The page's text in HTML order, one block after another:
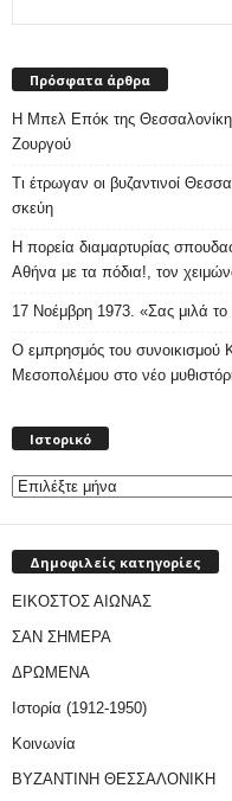
Πρόσφατα άρθρα
Η Μπελ Επόκ της
Ζουργού
Τι έτρωγαν οι βυζαντινοί
σκεύη
Η πορεία διαμαρτυρίας
Αθήνα με τα πόδια!, τον
17 Νοέμβρη 1973. «Σας μιλά
Ο εμπρησμός του συνοικισμού
Μεσοπολέμου στο νέο
Ιστορικό
Δημοφιλείς κατηγορίες
ΕΙΚΟΣΤΟΣ ΑΙΩΝΑΣ
ΣΑΝ ΣΗΜΕΡΑ
ΔΡΩΜΕΝΑ
Ιστορία (1912-1950)
Κοινωνία
ΒΥΖΑΝΤΙΝΗ ΘΕΣΣΑΛΟΝΙΚΗ